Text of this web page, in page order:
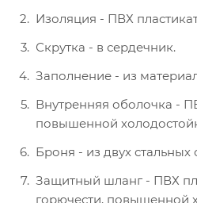
Изоляция - ПВХ
Скрутка - в сердечник.
Заполнение - из
Внутренняя оболочка -
повышенной
Броня - из двух
Защитный шланг - ПВХ
горючести, повышенной